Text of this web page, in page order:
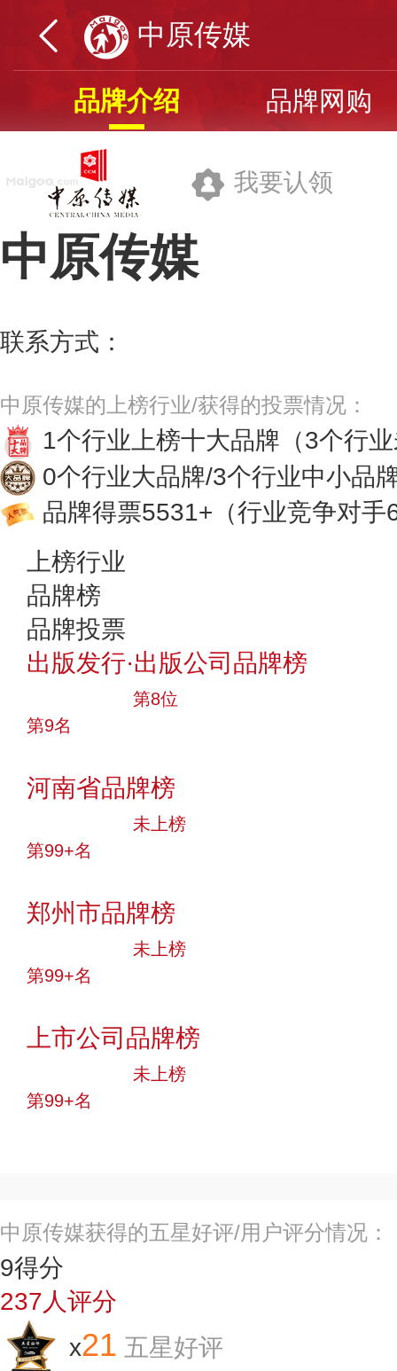
中原传媒
品牌介绍 品牌网购
我要认领
中原传媒
联系方式：
中原传媒的上榜行业/获得的投票情况：
1个行业上榜十大品牌 （3个行
0个行业大品牌/3个行业中小品
品牌得票5531+ （行业竞争对
上榜行业
品牌榜
品牌投票
出版发行·出版公司品牌榜
第8位
第9名
河南省品牌榜
未上榜
第99+名
郑州市品牌榜
未上榜
第99+名
上市公司品牌榜
未上榜
第99+名
中原传媒获得的五星好评/用户评分情况：
9得分
237人评分
x21 五星好评